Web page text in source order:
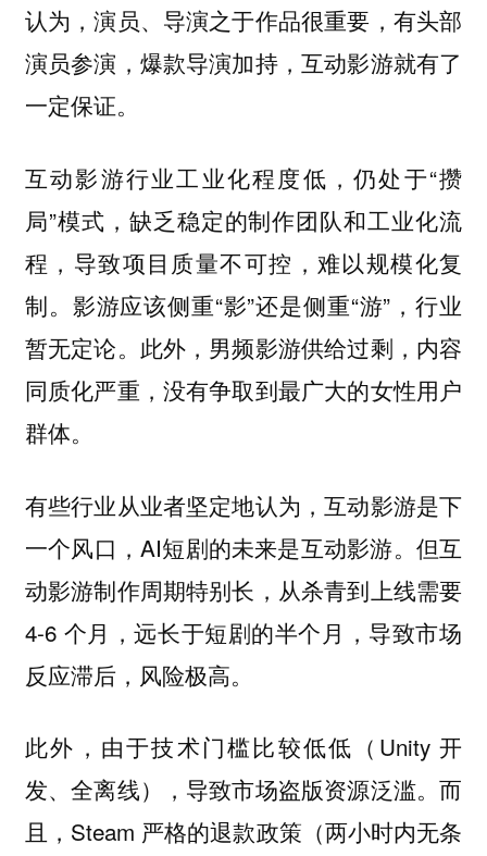
认为，演员、导演之于作品很重要，有头部
演员参演，爆款导演加持，互动影游就有了
一定保证。
互动影游行业工业化程度低，仍处于“攒
局”模式，缺乏稳定的制作团队和工业化流
程，导致项目质量不可控，难以规模化复
制。影游应该侧重“影”还是侧重“游”，行业
暂无定论。此外，男频影游供给过剩，内容
同质化严重，没有争取到最广大的女性用户
群体。
有些行业从业者坚定地认为，互动影游是下
一个风口，AI短剧的未来是互动影游。但互
动影游制作周期特别长，从杀青到上线需要
4-6 个月，远长于短剧的半个月，导致市场
反应滞后，风险极高。
此外，由于技术门槛比较低低（Unity 开
发、全离线），导致市场盗版资源泛滥。而
且，Steam 严格的退款政策（两小时内无条